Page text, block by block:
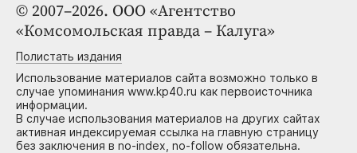
© 2007–2026. ООО «Агентство
«Комсомольская правда – Калуга»
Полистать издания
Использование материалов сайта возможно только в
случае упоминания www.kp40.ru как первоисточника
информации.
В случае использования материалов на других сайтах
активная индексируемая ссылка на главную страницу
без заключения в no-index, no-follow обязательна.